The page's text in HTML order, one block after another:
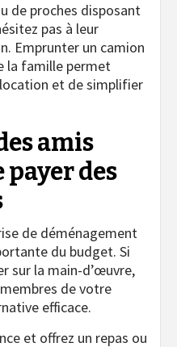
de proches disposant
pas à leur
Emprunter un camion
la famille permet
et de simplifier
amis
des
de déménagement
du budget. Si
sur la main-d’œuvre,
de votre
efficace.
et offrez un repas ou